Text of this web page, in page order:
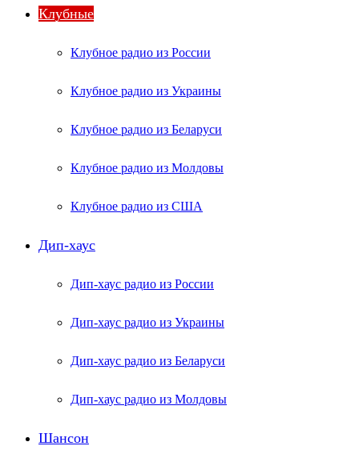
Клубные
Клубное радио из России
Клубное радио из Украины
Клубное радио из Беларуси
Клубное радио из Молдовы
Клубное радио из США
Дип-хаус
Дип-хаус радио из России
Дип-хаус радио из Украины
Дип-хаус радио из Беларуси
Дип-хаус радио из Молдовы
Шансон